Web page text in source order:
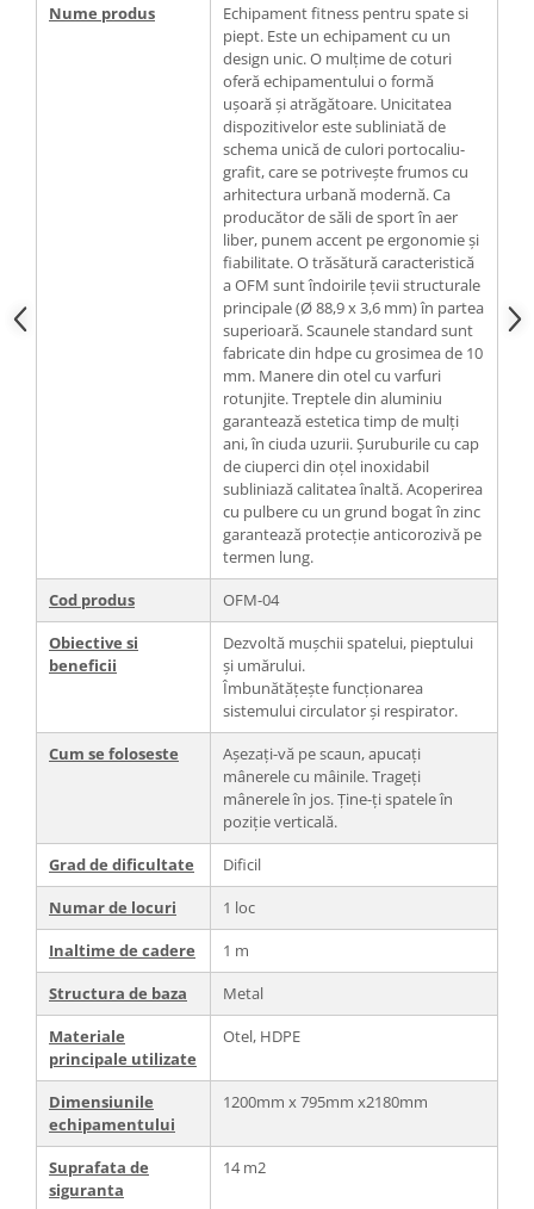
Nume produs
Echipament fitness pentru spate si
piept. Este un echipament cu un
design unic. O mulțime de coturi
oferă echipamentului o formă
ușoară și atrăgătoare. Unicitatea
dispozitivelor este subliniată de
schema unică de culori portocaliu-
grafit, care se potrivește frumos cu
arhitectura urbană modernă. Ca
producător de săli de sport în aer
liber, punem accent pe ergonomie și
fiabilitate. O trăsătură caracteristică
a OFM sunt îndoirile țevii structurale
principale (Ø 88,9 x 3,6 mm) în partea
superioară. Scaunele standard sunt
fabricate din hdpe cu grosimea de 10
mm. Manere din otel cu varfuri
rotunjite. Treptele din aluminiu
garantează estetica timp de mulți
ani, în ciuda uzurii. Șuruburile cu cap
de ciuperci din oțel inoxidabil
subliniază calitatea înaltă. Acoperirea
cu pulbere cu un grund bogat în zinc
garantează protecție anticorozivă pe
termen lung.
Cod produs
OFM-04
Obiective si
beneficii
Dezvoltă mușchii spatelui, pieptului
și umărului.
Îmbunătățește funcționarea
sistemului circulator și respirator.
Cum se foloseste
Așezați-vă pe scaun, apucați
mânerele cu mâinile. Trageți
mânerele în jos. Ține-ți spatele în
poziție verticală.
Grad de dificultate
Dificil
Numar de locuri
1 loc
Inaltime de cadere
1 m
Structura de baza
Metal
Materiale
principale utilizate
Otel, HDPE
Dimensiunile
echipamentului
1200mm x 795mm x2180mm
Suprafata de
siguranta
14 m2